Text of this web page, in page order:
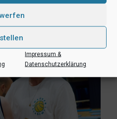
Impressum &
Datenschutzerklärung